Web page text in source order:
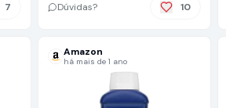
7 Dúvidas? 10
Amazon
há mais de 1 ano